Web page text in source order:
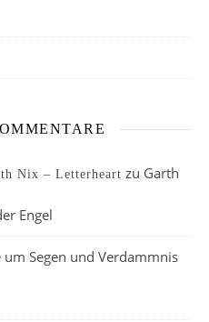
Nix – Letterheart zu Garth
Engel
um Segen und Verdammnis